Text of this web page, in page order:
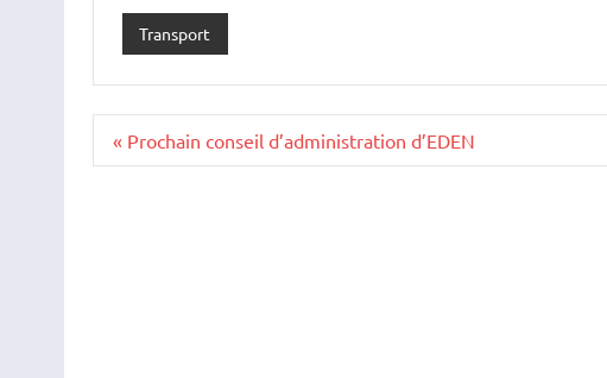
Transport
Navigation
« Prochain conseil d’administration d’EDEN